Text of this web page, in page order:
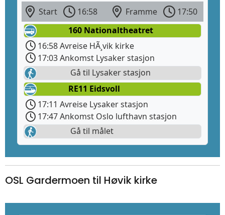
Start 16:58 Framme
17:50
160 Nationaltheatret
16:58 Avreise HÃ¸vik kirke
17:03 Ankomst Lysaker stasjon
Gå til Lysaker stasjon
RE11 Eidsvoll
17:11 Avreise Lysaker stasjon
17:47 Ankomst Oslo lufthavn stasjon
Gå til målet
OSL Gardermoen til Høvik kirke